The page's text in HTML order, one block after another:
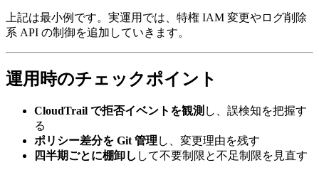
上記は最小例です。実運用では、特権 IAM 変更やログ削除
系 API の制御を追加していきます。
運用時のチェックポイント
CloudTrail で拒否イベントを観測 し、誤検知を把握す
る
ポリシー差分を Git 管理 し、変更理由を残す
四半期ごとに棚卸し して不要制限と不足制限を見直す